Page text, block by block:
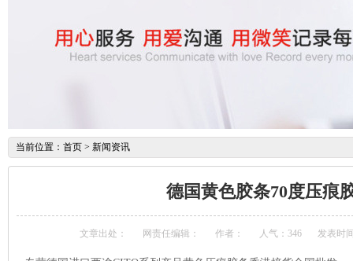
当前位置： 首页 > 新闻资讯
德国黄色胶条70度压痕
文章出处： 网责任编辑： 作者： 人气： 346 发表时